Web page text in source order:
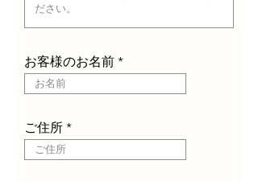
お客様のお名前
ご住所